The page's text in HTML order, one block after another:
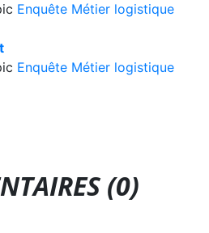
Enquête Métier logistique
Enquête Métier logistique
(0)